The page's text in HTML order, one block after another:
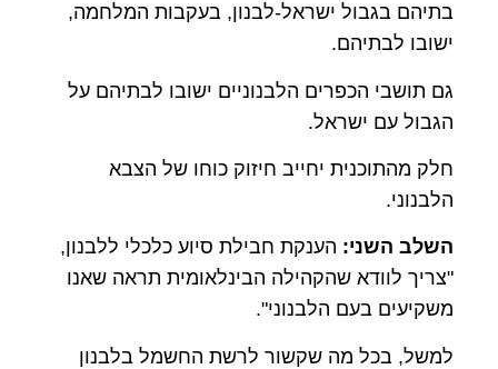
בתיהם בגבול ישראל-לבנון, בעקבות המלחמה,
ישובו לבתיהם.
גם תושבי הכפרים הלבנוניים ישובו לבתיהם על
הגבול עם ישראל.
חלק מהתוכנית יחייב חיזוק כוחו של הצבא
הלבנוני.
השלב השני: הענקת חבילת סיוע כלכלי ללבנון,
"צריך לוודא שהקהילה הבינלאומית תראה שאנו
משקיעים בעם הלבנוני".
למשל, בכל מה שקשור לרשת החשמל בלבנון